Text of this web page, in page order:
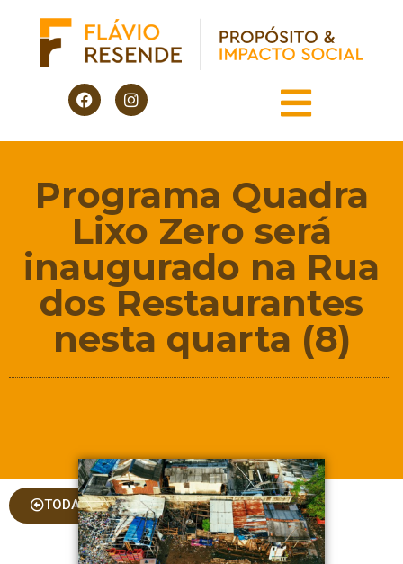
Programa Quadra
Lixo Zero será
inaugurado na Rua
dos Restaurantes
nesta quarta (8)
TODAS AS COLUNAS